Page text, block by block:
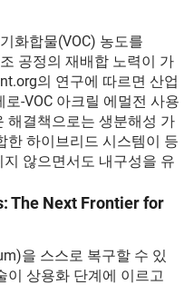
화합물(VOC) 농도를
공정의 재배합 노력이 가
의 연구에 따르면 산업
-VOC 아크릴 에멀전 사용
해결책으로는 생분해성 가
한 하이브리드 시스템이 등
않으면서도 내구성을 유
The Next Frontier for
을 스스로 복구할 수 있
이 상용화 단계에 이르고